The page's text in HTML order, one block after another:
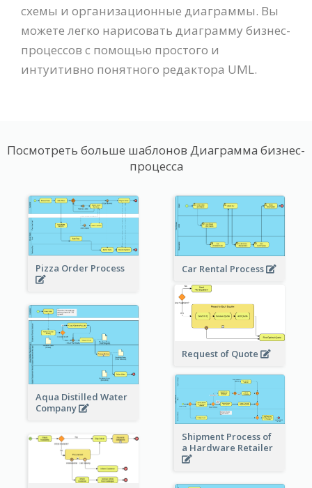
схемы и организационные диаграммы. Вы
можете легко нарисовать диаграмму бизнес-
процессов с помощью простого и
интуитивно понятного редактора UML.
Посмотреть больше шаблонов Диаграмма бизнес-
процесса
Pizza Order Process Car Rental Process
Request of Quote
Aqua Distilled Water
Company
Shipment Process of
a Hardware Retailer